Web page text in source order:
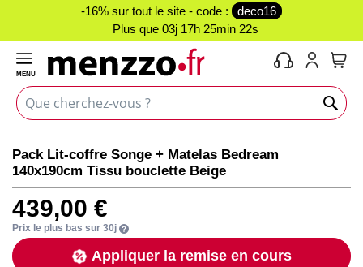
-16% sur tout le site - code :
deco16
Plus que 03j 17h 25min 22s
MENU
to
the
end
of
the
images
gallery
to
the
beginning
of
the
images
gallery
Pack Lit-coffre Songe + Matelas Bedream
140x190cm Tissu bouclette Beige
439,00 €
Prix le plus bas sur 30j
Appliquer la remise en cours